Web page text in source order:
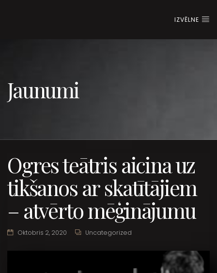
IZVĒLNE
Jaunumi
Ogres teātris aicina uz
tikšanos ar skatītājiem
– atvērto mēģinājumu
Oktobris 2, 2020 Uncategorized